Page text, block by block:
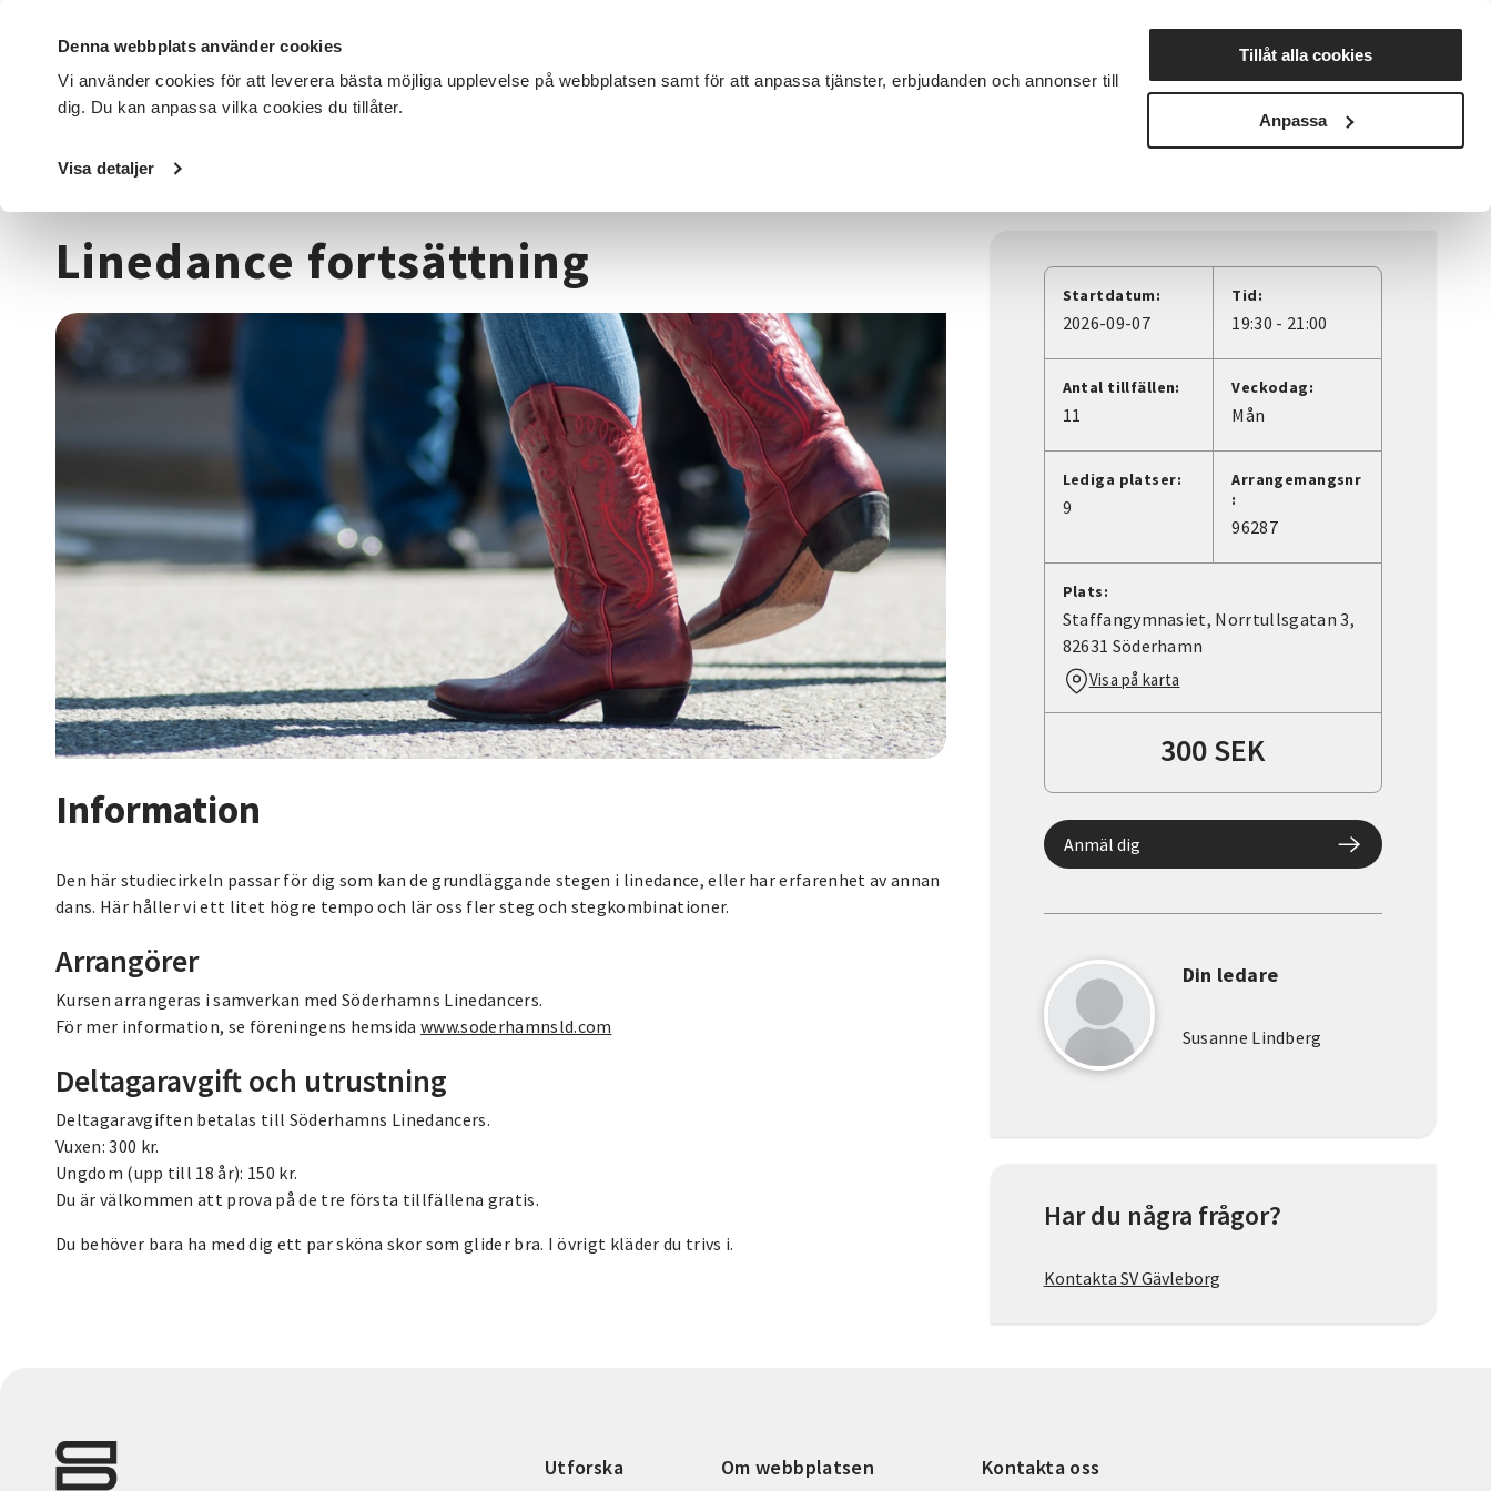
Denna webbplats använder cookies
Vi använder cookies för att leverera bästa möjliga upplevelse på webbplatsen samt för att anpassa tjänster, erbjudanden och annonser till
dig. Du kan anpassa vilka cookies du tillåter.
Visa detaljer
Tillåt alla cookies
Anpassa
DET HÄR GÖR VI FÖR DIG SOM SÖK KURSER OCH EVENEMANG Nyheter Avdelningar
Startsida / Kurser och evenemang
Linedance fortsättning
Information
Den här studiecirkeln passar för dig som kan de grundläggande stegen i linedance, eller har erfarenhet av annan
dans. Här håller vi ett litet högre tempo och lär oss fler steg och stegkombinationer.
Arrangörer
Kursen arrangeras i samverkan med Söderhamns Linedancers.
För mer information, se föreningens hemsidawww.soderhamnsld.com
Deltagaravgift och utrustning
Deltagaravgiften betalas till Söderhamns Linedancers.
Vuxen: 300 kr.
Ungdom (upp till 18 år): 150 kr.
Du är välkommen att prova på de tre första tillfällena gratis.
Du behöver bara ha med dig ett par sköna skor som glider bra. I övrigt kläder du trivs i.
Startdatum:
2026-09-07
Tid:
19:30 - 21:00
Antal tillfällen:
11
Veckodag:
Mån
Lediga platser:
9
Arrangemangsnr
:
96287
Plats:
Staffangymnasiet, Norrtullsgatan 3,
82631 Söderhamn
Visa på karta
300 SEK
Anmäl dig
Din ledare
Susanne Lindberg
Har du några frågor?
Kontakta SV Gävleborg
Utforska Om webbplatsen Kontakta oss